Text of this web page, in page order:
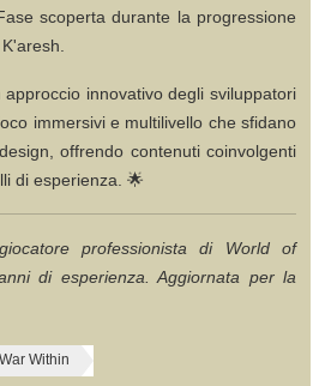
scoperta durante la progressione
innovativo degli sviluppatori
immersivi e multilivello che sfidano
offrendo contenuti coinvolgenti
di esperienza. 🌟
professionista di World of
di esperienza. Aggiornata per la
Within